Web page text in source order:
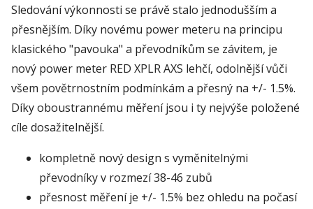
Sledování výkonnosti se právě stalo jednodušším a
přesnějším. Díky novému power meteru na principu
klasického "pavouka" a převodníkům se závitem, je
nový power meter RED XPLR AXS lehčí, odolnější vůči
všem povětrnostním podmínkám a přesný na +/- 1.5%.
Díky oboustrannému měření jsou i ty nejvýše položené
cíle dosažitelnější.
kompletně nový design s vyměnitelnými
převodníky v rozmezí 38-46 zubů
přesnost měření je +/- 1.5% bez ohledu na počasí